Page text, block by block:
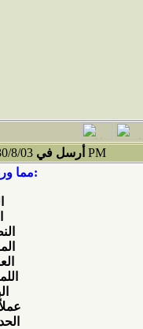
أرسل في 08:29 PM
مما ورد في المقال: